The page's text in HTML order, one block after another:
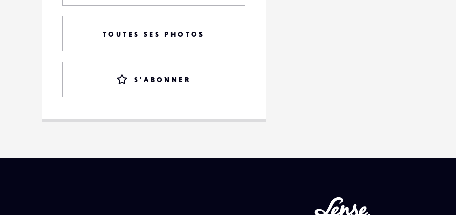
TOUTES SES PHOTOS
S'ABONNER